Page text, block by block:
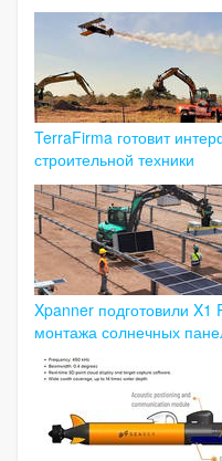
TerraFirma готовит
строительной техники
Xpanner подготовили X1
монтажа солнечных